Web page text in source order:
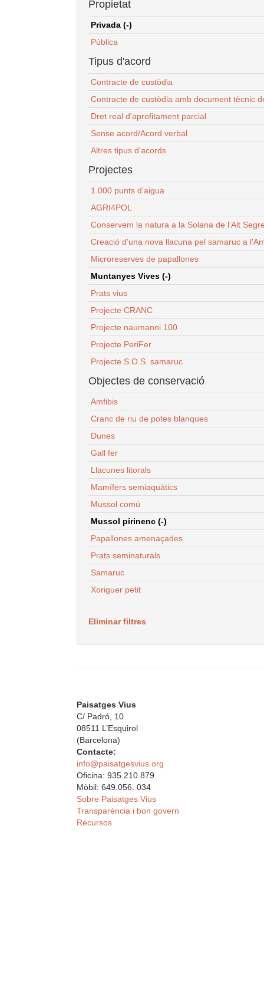
Propietat
Privada (-)
Pública
Tipus d'acord
Contracte de custòdia
Contracte de custòdia amb document tècnic
Dret real d'aprofitament parcial
Sense acord/Acord verbal
Altres tipus d'acords
Projectes
1.000 punts d'aigua
AGRI4POL
Conservem la natura a la Solana de l'Alt
Creació d'una nova llacuna pel samaruc a
Microreserves de papallones
Muntanyes Vives (-)
Prats vius
Projecte CRANC
Projecte naumanni 100
Projecte PeriFer
Projecte S.O.S. samaruc
Objectes de conservació
Amfibis
Cranc de riu de potes blanques
Dunes
Gall fer
Llacunes litorals
Mamífers semiaquàtics
Mussol comú
Mussol pirinenc (-)
Papallones amenaçades
Prats seminaturals
Samaruc
Xoriguer petit
Eliminar filtres
Paisatges Vius
C/ Padró, 10
08511 L’Esquirol
(Barcelona)
Contacte:
info@paisatgesvius.org
Oficina: 935.210.879
Mòbil: 649.056. 034
Sobre Paisatges Vius
Transparència i bon govern
Recursos